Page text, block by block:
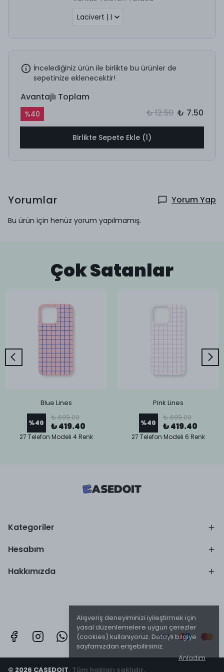
Alışveriş deneyiminizi iyileştirmek için
yasal düzenlemelere uygun çerezler
(cookies) kullanıyoruz. Detaylı bilgiye
sayfamızdan erişebilirsiniz.
Anladım
İncelediğiniz ürün ile birlikte bu ürünler de
sepetinize eklenecektir!
Avantajlı Toplam
%40 ₺ 12.50 ₺ 7.50
Birlikte Sepete Ekle (1)
Yorumlar Yorum Yap
Bu ürün için henüz yorum yapılmamış.
Çok Satanlar
Blue Lines
%40
₺ 699.00
₺ 419.40
27 Telefon Modeli 4 Renk
Pink Lines
%40
₺ 699.00
₺ 419.40
27 Telefon Modeli 6 Renk
Kategoriler
Hesabım
Hakkımızda
© 2026 CASEDOIT. Tüm hakları saklıdır.